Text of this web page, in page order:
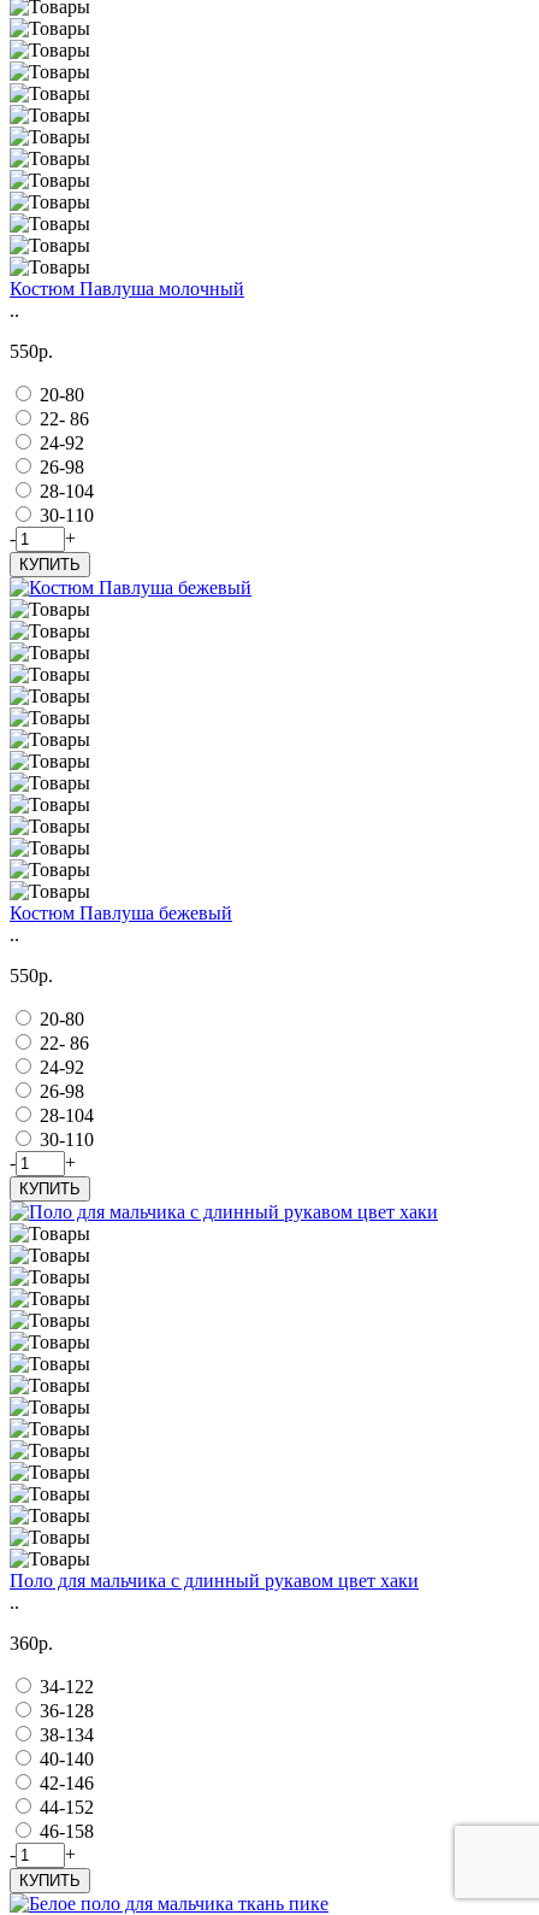
Костюм Павлуша молочный
..
550р.
20-80
22- 86
24-92
26-98
28-104
30-110
-
+
КУПИТЬ
Костюм Павлуша бежевый
..
550р.
20-80
22- 86
24-92
26-98
28-104
30-110
-
+
КУПИТЬ
Поло для мальчика с длинный рукавом цвет хаки
..
360р.
34-122
36-128
38-134
40-140
42-146
44-152
46-158
-
+
КУПИТЬ